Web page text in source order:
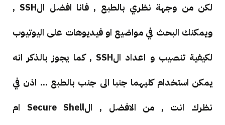
لكن من وجهة نظري بالطبع , فانا افضل الSSH ,
ويمكنك البحث في مواضيع او فيديوهات على اليوتيوب
لكيفية تنصيب و اعداد الSSH , كما يجوز بالذكر انه
يمكن استخدام كليهما جنبا الى جنب بالطبع ... اذن في
نظرك انت , من الافضل , الSecure Shell ام